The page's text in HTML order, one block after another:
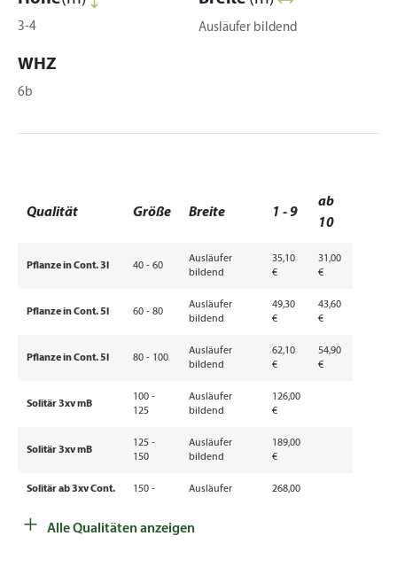
3-4 Ausläufer bildend
WHZ
6b
Qualität Größe Breite 1 - 9
ab
10
Pflanze in Cont. 3l 40 - 60
Ausläufer
bildend
35,10
€
31,00
€
Pflanze in Cont. 5l 60 - 80
Ausläufer
bildend
49,30
€
43,60
€
Pflanze in Cont. 5l 80 - 100
Ausläufer
bildend
62,10
€
54,90
€
Solitär 3xv mB
100 -
125
Ausläufer
bildend
126,00
€
Solitär 3xv mB
125 -
150
Ausläufer
bildend
189,00
€
Solitär ab 3xv Cont.
150 -
Ausläufer
268,00
175 -
Ausläufer
+ Alle Qualitäten anzeigen